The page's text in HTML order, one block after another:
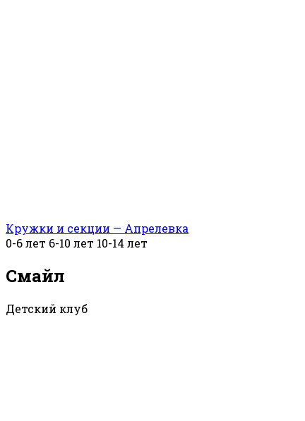
Кружки и секции — Апрелевка
0-6 лет 6-10 лет 10-14 лет
Смайл
Детский клуб